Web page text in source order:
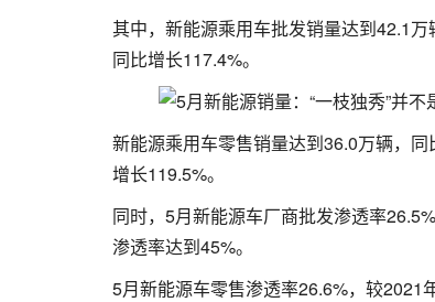
其中，新能源乘用车批发销量达到42.1
同比增长117.4%。
新能源乘用车零售销量达到36.0万辆，
增长119.5%。
同时，5月新能源车厂商批发渗透率
渗透率达到45%。
5月新能源车零售渗透率26.6%，较2021